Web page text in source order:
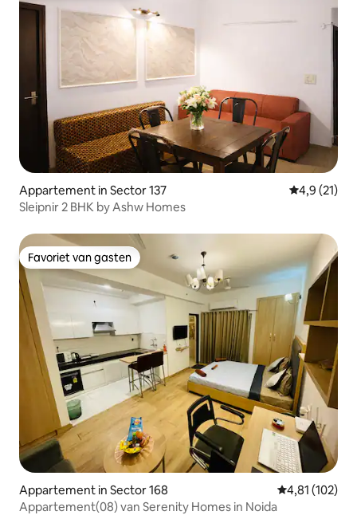
Appartement in Sector 137
4,9 (21)
Sleipnir 2 BHK by Ashw Homes
Favoriet van gasten
Favoriet van gasten
Appartement in Sector 168 Gemiddelde
4,81 (102)
Appartement(08) van Serenity Homes in Noida